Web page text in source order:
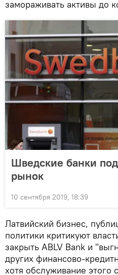
замораживать активы до
Шведские банки
рынок
10 сентября 2019, 18:39
Латвийский бизнес,
политики критикуют
закрыть ABLV Bank и
других финансово-
хотя обслуживание этого